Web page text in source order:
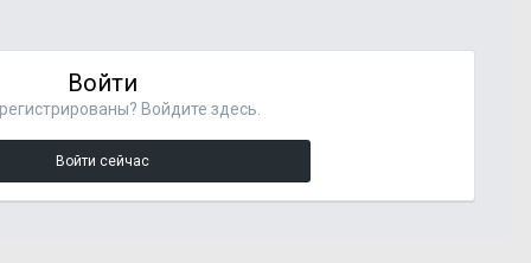
Войти
Войдите здесь.
Войти сейчас